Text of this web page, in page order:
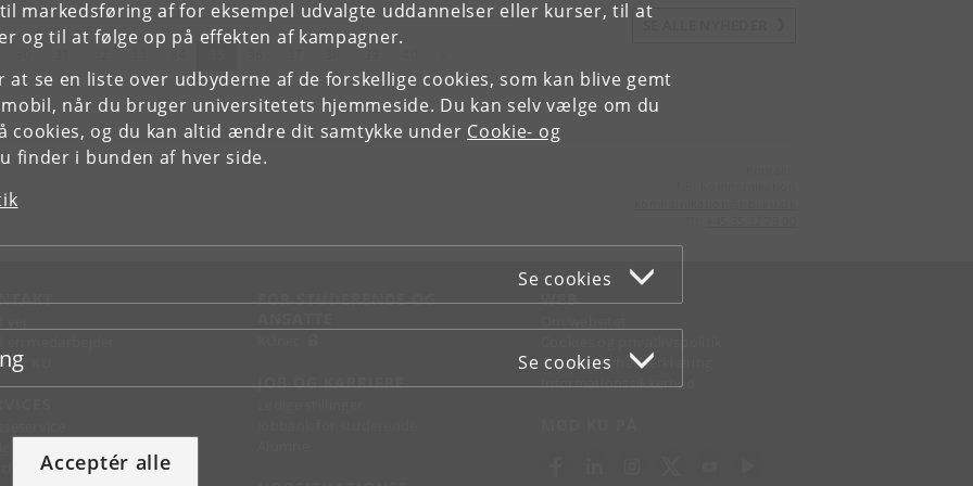
markedsføring af for eksempel udvalgte uddannelser eller kurser, til at
og til at følge op på effekten af kampagner.
at se en liste over udbyderne af de forskellige cookies, som kan blive gemt
når du bruger universitetets hjemmeside. Du kan selv vælge om du
cookies, og du kan altid ændre dit samtykke under Cookie- og
finder i bunden af hver side.
Se cookies
Se cookies
Acceptér alle
KU
FOR STUDERENDE OG
JOB OG KARRIERE
WEB
Tilgængelighedserklæring
Informationssikkerhed